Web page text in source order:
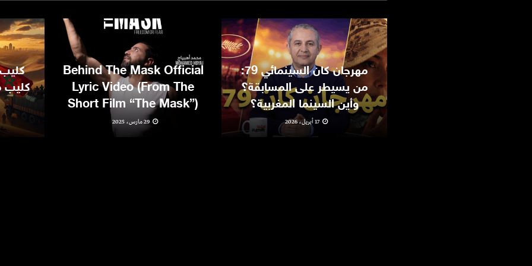
مهرجان كان السينمائي 79:
من يسيطر على المسابقة؟
وأين السينما المغربية؟
17 أبريل، 2026
Behind The Mask Official
Lyric Video (From The
Short Film “The Mask”)
29 مارس، 2025
كليب